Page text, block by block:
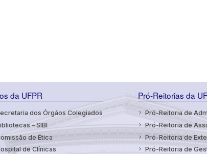
da UFPR
dos Órgãos Colegiados
– SIBI
de Ética
de Clínicas
Pró-Reitorias da
Pró-Reitoria de
Pró-Reitoria de
Pró-Reitoria de
Pró-Reitoria de